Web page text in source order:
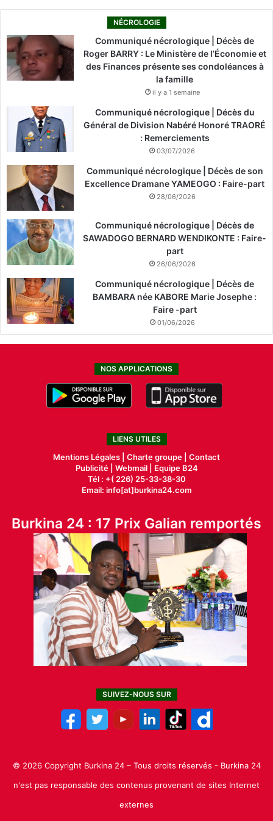
NÉCROLOGIE
Communiqué nécrologique | Décès de
Roger BARRY : Le Ministère de l’Économie et
des Finances présente ses condoléances à
la famille
il y a 1 semaine
Communiqué nécrologique | Décès du
Général de Division Nabéré Honoré TRAORÉ
: Remerciements
03/07/2026
Communiqué nécrologique | Décès de son
Excellence Dramane YAMEOGO : Faire-part
28/06/2026
Communiqué nécrologique | Décès de
SAWADOGO BERNARD WENDIKONTE : Faire-
part
26/06/2026
Communiqué nécrologique | Décès de
BAMBARA née KABORE Marie Josephe :
Faire -part
01/06/2026
NOS APPLICATIONS
LIENS UTILES
Mentions Légales | Charte groupe | Contact
Publicité| Webmail |
Equipe B24
Tél : +( 226) 25-33-38-30
Email: info[at]burkina24.com
Burkina 24 : 17 Prix Galian remportés
SUIVEZ-NOUS SUR
© 2026 Copyright Burkina 24 – Tous droits réservés - Burkina 24
n'est pas responsable des contenus provenant de sites Internet
externes